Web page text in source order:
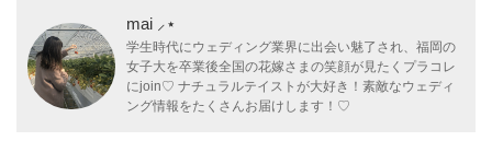
mai ⸝⋆
学生時代にウェディング業界に出会い魅了され、福岡の
女子大を卒業後全国の花嫁さまの笑顔が見たくプラコレ
にjoin♡ ナチュラルテイストが大好き！素敵なウェディ
ング情報をたくさんお届けします！♡